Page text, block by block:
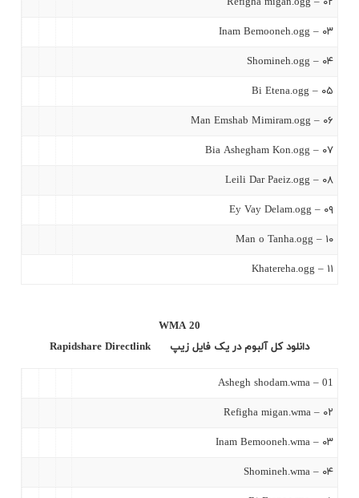
۰۳ – Inam Bemooneh.ogg
۰۴ – Shomineh.ogg
۰۵ – Bi Etena.ogg
۰۶ – Man Emshab Mimiram.ogg
۰۷ – Bia Ashegham Kon.ogg
۰۸ – Leili Dar Paeiz.ogg
۰۹ – Ey Vay Delam.ogg
۱۰ – Man o Tanha.ogg
۱۱ – Khatereha.ogg
WMA 20
دانلود کل آلبوم در یک فایل زیپ
Rapidshare Directlink
01 – Ashegh shodam.wma
۰۲ – Refigha migan.wma
۰۳ – Inam Bemooneh.wma
۰۴ – Shomineh.wma